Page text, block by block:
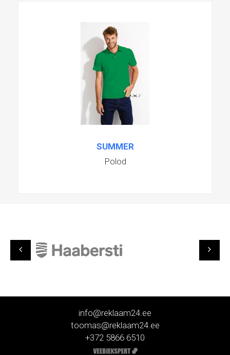
SUMMER
Polod
info@reklaam24.ee
toomas@reklaam24.ee
+372 5866 6510